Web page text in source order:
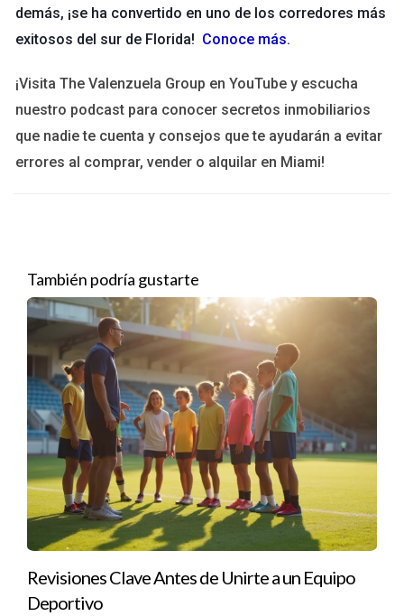
Comenzó a notar que otros equipos estaban cerrando más
tratos gracias a nuevas estrategias digitales. Después de
utilizaba marketing en redes sociales de manera efectiva. En
seis meses, sus ventas se duplicaron.
Caso de estudio 2: La falta de comunicación
motivación y rendimiento. Al final, optó por unirse a un equipo
más pequeño donde la comunicación fluía mejor. Esta decisión
le permitió volver a disfrutar su trabajo.
Caso de estudio 3: Innovación y adaptabilidad
Ana formaba parte de un equipo tradicional que se resistía a
adoptar nuevas tecnologías. Ella notó que otras agencias
estaban utilizando drones y recorridos virtuales para atraer
compradores. A pesar de sus esfuerzos por introducir estas
ideas, no recibió apoyo. Así que tomó la decisión de dejar ese
entorno y se unió a una agencia moderna donde pudo
un año.
demás, ¡se ha convertido en uno de los corredores más
exitosos del sur de Florida! Conoce más.
¡Visita The Valenzuela Group en YouTube y escucha
nuestro podcast para conocer secretos inmobiliarios
que nadie te cuenta y consejos que te ayudarán a evitar
errores al comprar, vender o alquilar en Miami!
También podría gustarte
Revisiones Clave Antes de Unirte a un Equipo
Deportivo